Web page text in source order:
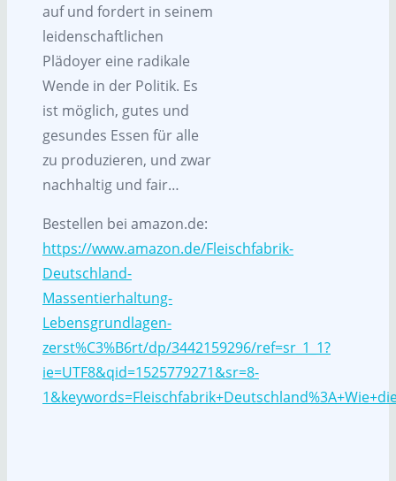
auf und fordert in seinem
leidenschaftlichen
Plädoyer eine radikale
Wende in der Politik. Es
ist möglich, gutes und
gesundes Essen für alle
zu produzieren, und zwar
nachhaltig und fair…
Bestellen bei amazon.de:
https://www.amazon.de/Fleischfabrik-
Deutschland-
Massentierhaltung-
Lebensgrundlagen-
zerst%C3%B6rt/dp/3442159296/ref=sr_1_1?
ie=UTF8&qid=1525779271&sr=8-